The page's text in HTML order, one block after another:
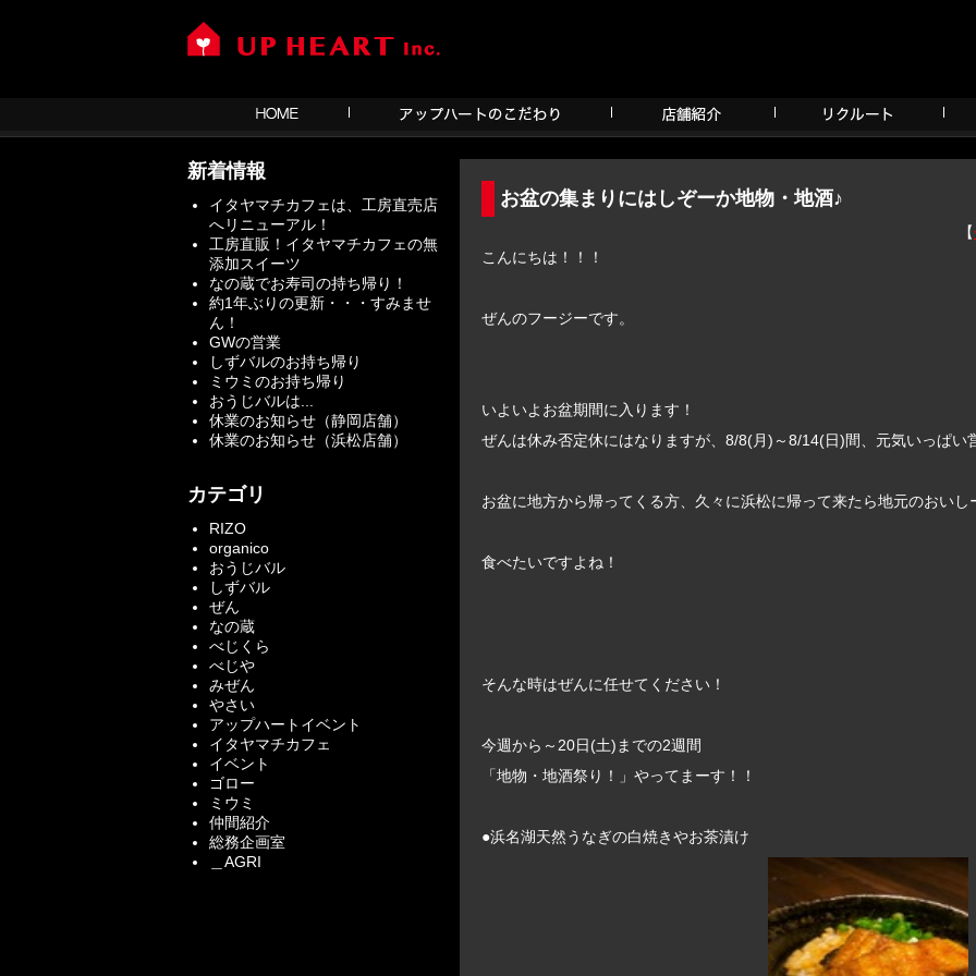
お盆の集まりにはしぞーか地物・地酒♪
【
こんにちは！！！
ぜんのフージーです。
いよいよお盆期間に入ります！
ぜんは休み否定休にはなりますが、8/8(月)～8/14(日)間、元気いっぱ
お盆に地方から帰ってくる方、久々に浜松に帰って来たら地元のおいし
食べたいですよね！
そんな時はぜんに任せてください！
今週から～20日(土)までの2週間
「地物・地酒祭り！」やってまーす！！
●浜名湖天然うなぎの白焼きやお茶漬け
新着情報
イタヤマチカフェは、工房直売店
へリニューアル！
工房直販！イタヤマチカフェの無
添加スイーツ
なの蔵でお寿司の持ち帰り！
約1年ぶりの更新・・・すみませ
ん！
GWの営業
しずバルのお持ち帰り
ミウミのお持ち帰り
おうじバルは...
休業のお知らせ（静岡店舗）
休業のお知らせ（浜松店舗）
カテゴリ
RIZO
organico
おうじバル
しずバル
ぜん
なの蔵
べじくら
べじや
みぜん
やさい
アップハートイベント
イタヤマチカフェ
イベント
ゴロー
ミウミ
仲間紹介
総務企画室
＿AGRI